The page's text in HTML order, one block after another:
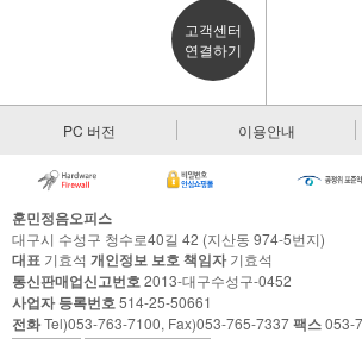
고객센터
연결하기
PC 버전 이용안내
훈민정음오피스
대구시 수성구 청수로40길 42 (지산동 974-5번지)
대표 기효석 개인정보 보호 책임자기효석
통신판매업신고번호 2013-대구수성구-0452
사업자 등록번호 514-25-50661
전화Tel)053-763-7100, Fax)053-765-7337팩스053-